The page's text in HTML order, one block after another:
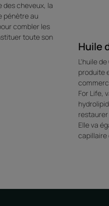
des cheveux, la
pénètre au
combler les
toute son
Huile
L'huile
produite
For Life,
Elle va
capillaire